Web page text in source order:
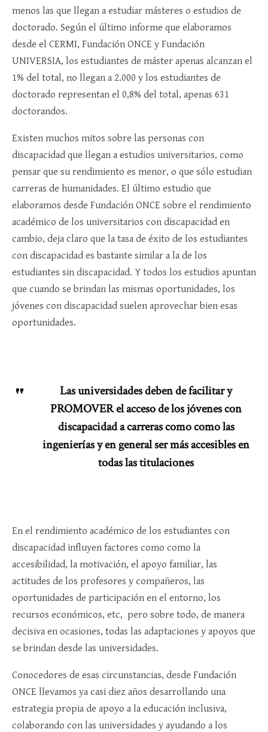
menos las que llegan a estudiar másteres o estudios de
doctorado. Según el último informe que elaboramos
desde el CERMI, Fundación ONCE y Fundación
UNIVERSIA, los estudiantes de máster apenas alcanzan el
1% del total, no llegan a 2.000 y los estudiantes de
doctorado representan el 0,8% del total, apenas 631
doctorandos.
Existen muchos mitos sobre las personas con
discapacidad que llegan a estudios universitarios, como
pensar que su rendimiento es menor, o que sólo estudian
carreras de humanidades. El último estudio que
elaboramos desde Fundación ONCE sobre el rendimiento
académico de los universitarios con discapacidad en
cambio, deja claro que la tasa de éxito de los estudiantes
con discapacidad es bastante similar a la de los
estudiantes sin discapacidad. Y todos los estudios apuntan
que cuando se brindan las mismas oportunidades, los
jóvenes con discapacidad suelen aprovechar bien esas
oportunidades.
Las universidades deben de facilitar y
PROMOVER el acceso de los jóvenes con
discapacidad a carreras como como las
ingenierías y en general ser más accesibles en
todas las titulaciones
En el rendimiento académico de los estudiantes con
discapacidad influyen factores como como la
accesibilidad, la motivación, el apoyo familiar, las
actitudes de los profesores y compañeros, las
oportunidades de participación en el entorno, los
recursos económicos, etc, pero sobre todo, de manera
decisiva en ocasiones, todas las adaptaciones y apoyos que
se brindan desde las universidades.
Conocedores de esas circunstancias, desde Fundación
ONCE llevamos ya casi diez años desarrollando una
estrategia propia de apoyo a la educación inclusiva,
colaborando con las universidades y ayudando a los